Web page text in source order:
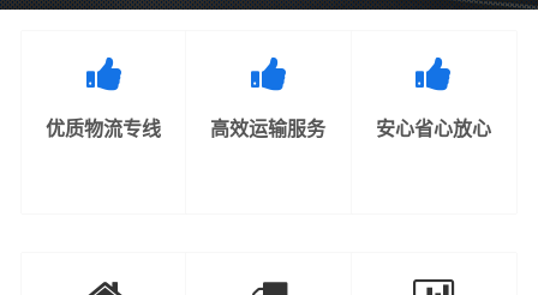
优质物流专线 高效运输服务 安心省心放心